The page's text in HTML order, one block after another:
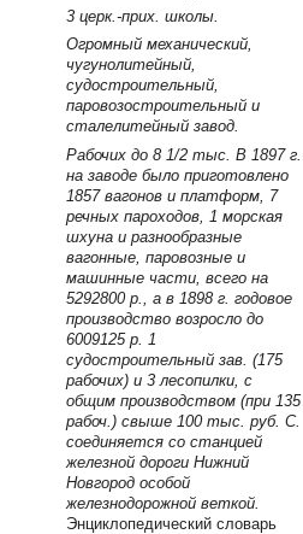
3 церк.-прих. школы.
Огромный механический,
чугунолитейный,
судостроительный,
паровозостроительный и
сталелитейный завод.
Рабочих до 8 1/2 тыс. В 1897 г.
на заводе было приготовлено
1857 вагонов и платформ, 7
речных пароходов, 1 морская
шхуна и разнообразные
вагонные, паровозные и
машинные части, всего на
5292800 р., а в 1898 г. годовое
производство возросло до
6009125 р. 1
судостроительный зав. (175
рабочих) и 3 лесопилки, с
общим производством (при 135
рабоч.) свыше 100 тыс. руб. С.
соединяется со станцией
железной дороги Нижний
Новгород особой
железнодорожной веткой.
Энциклопедический словарь